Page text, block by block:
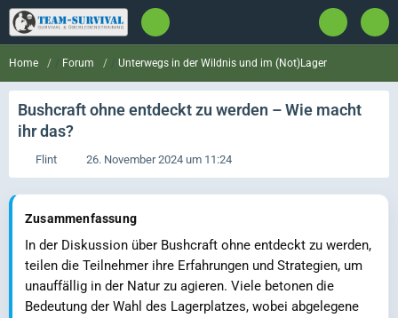
Home Forum Unterwegs in der Wildnis und im (Not)Lager
Bushcraft ohne entdeckt zu werden – Wie macht
ihr das?
Flint 26. November 2024 um 11:24
Zusammenfassung
In der Diskussion über Bushcraft ohne entdeckt zu werden,
teilen die Teilnehmer ihre Erfahrungen und Strategien, um
unauffällig in der Natur zu agieren. Viele betonen die
Bedeutung der Wahl des Lagerplatzes, wobei abgelegene